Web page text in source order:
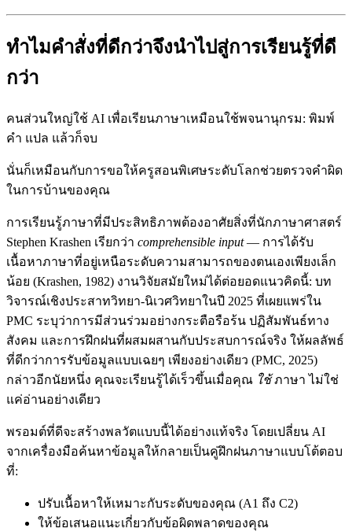
ทำไมคำสั่งที่ดีกว่าจึงนำไปสู่การเรียนรู้ที่ดี
กว่า
คนส่วนใหญ่ใช้ AI เพื่อเรียนภาษาเหมือนใช้พจนานุกรม: พิมพ์
คำ แปล แล้วก็จบ
นั่นก็เหมือนกับการขอให้ครูสอนพิเศษระดับโลกช่วยตรวจคำผิด
ในการบ้านของคุณ
การเรียนรู้ภาษาที่มีประสิทธิภาพต้องอาศัยสิ่งที่นักภาษาศาสตร์
Stephen Krashen เรียกว่า comprehensible input— การได้รับ
เนื้อหาภาษาที่อยู่เหนือระดับความสามารถของตนเองเพียงเล็ก
น้อย (Krashen, 1982) งานวิจัยสมัยใหม่ได้ต่อยอดแนวคิดนี้: บท
วิจารณ์เชิงประสาทวิทยา-นิเวศวิทยาในปี 2025 ที่เผยแพร่ใน
PMC ระบุว่าการมีส่วนร่วมอย่างกระตือรือร้น ปฏิสัมพันธ์ทาง
สังคม และการฝึกฝนที่ผสมผสานกับประสบการณ์จริง ให้ผลลัพธ์
ที่ดีกว่าการรับข้อมูลแบบเฉยๆ เพียงอย่างเดียว (PMC, 2025)
กล่าวอีกนัยหนึ่ง คุณจะเรียนรู้ได้เร็วขึ้นเมื่อคุณ ใช้ภาษา ไม่ใช่
แค่อ่านอย่างเดียว
พรอมต์ที่ดีจะสร้างพลวัตแบบนี้ได้อย่างแท้จริง โดยเปลี่ยน AI
จากเครื่องมือค้นหาข้อมูลให้กลายเป็นคู่ฝึกฝนภาษาแบบโต้ตอบ
ที่:
ปรับเนื้อหาให้เหมาะกับระดับของคุณ (A1 ถึง C2)
ให้ข้อเสนอแนะเกี่ยวกับข้อผิดพลาดของคุณ